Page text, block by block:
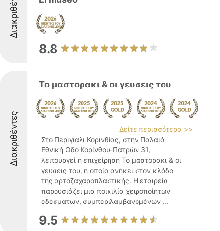
8.8
Διακριθέντες
Το μαστορακι & οι γευσεις του
Δείτε περισσότερα >>
Στο Περιγιάλι Κορινθίας, στην Παλαιά
Εθνική Οδό Κορίνθου-Πατρών 31,
λειτουργεί η επιχείρηση Το μαστορακι & οι
γευσεις του, η οποία ανήκει στον κλάδο
της αρτοζαχαροπλαστικής. Η εταιρεία
παρουσιάζει μια ποικιλία χειροποίητων
εδεσμάτων, συμπεριλαμβανομένων ...
9.5